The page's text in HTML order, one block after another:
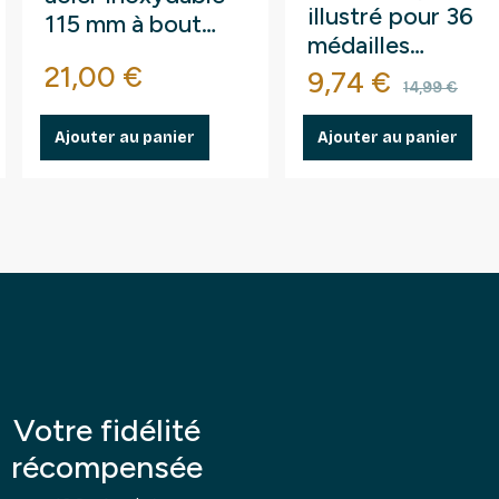
muselets de
Prix
37,49 € Prix de base
Ajouter au panier
Prix
14,03 € Prix
16,50 €
Ajouter au panier
Votre fidélité
récompensée